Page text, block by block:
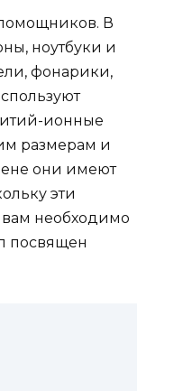
В
ноутбуки и
фонарики,
ионные
размерам и
они имеют
эти
вам необходимо
посвящен